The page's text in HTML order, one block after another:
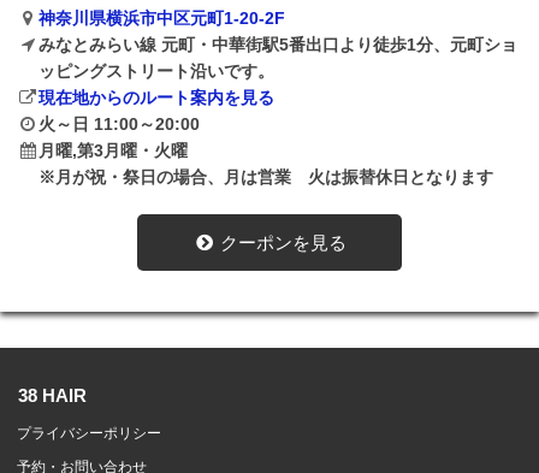
神奈川県横浜市中区元町1-20-2F
みなとみらい線 元町・中華街駅5番出口より徒歩1分、元町ショ
ッピングストリート沿いです。
現在地からのルート案内を見る
火～日 11:00～20:00
月曜,第3月曜・火曜
※月が祝・祭日の場合、月は営業 火は振替休日となります
クーポンを見る
38 HAIR
プライバシーポリシー
予約・お問い合わせ